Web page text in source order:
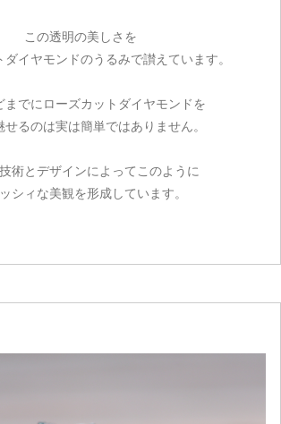
この透明の美しさを
ダイヤモンドのうるみで讃えています。
までにローズカットダイヤモンドを
せるのは実は簡単ではありません。
術とデザインによってこのように
シィな美観を形成しています。